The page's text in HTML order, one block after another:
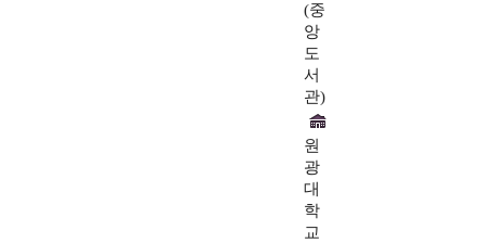
(중
앙
도
서
관)
원
광
대
학
교